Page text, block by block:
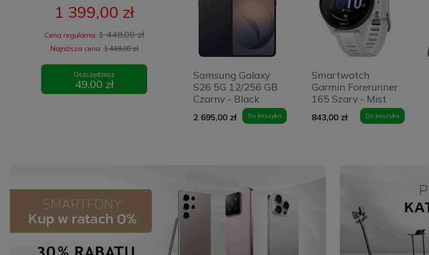
1 399,00 zł
Cena regularna:1 448,00 zł
Najniższa cena:1 448,00 zł
Oszczędzasz
49.00 zł
Samsung Galaxy
S26 5G 12/256 GB
Czarny - Black
2 695,00 zł Do koszyka
Smartwatch
Garmin Forerunner
165 Szary - Mist
843,00 zł Do koszyka